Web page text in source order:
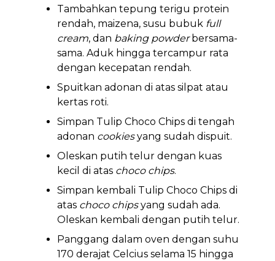
Tambahkan tepung terigu protein
rendah, maizena, susu bubuk full
cream, dan baking powderbersama-
sama. Aduk hingga tercampur rata
dengan kecepatan rendah.
Spuitkan adonan di atas silpat atau
kertas roti.
Simpan Tulip Choco Chips di tengah
adonan cookiesyang sudah dispuit.
Oleskan putih telur dengan kuas
kecil di atas choco chips.
Simpan kembali Tulip Choco Chips di
atas choco chipsyang sudah ada.
Oleskan kembali dengan putih telur.
Panggang dalam oven dengan suhu
170 derajat Celcius selama 15 hingga